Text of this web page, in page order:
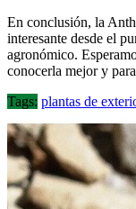
En conclusión, la
interesante desde el
agronómico.
conocerla mejor y
Tags: plantas de